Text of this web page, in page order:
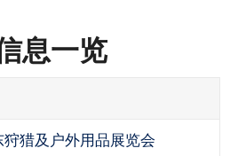
息一览
猎及户外用品展览会